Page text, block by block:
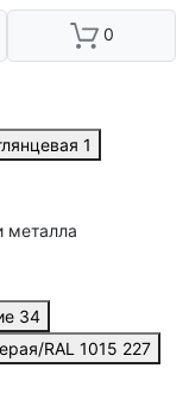
0
1
металла
34
RAL 1015 227